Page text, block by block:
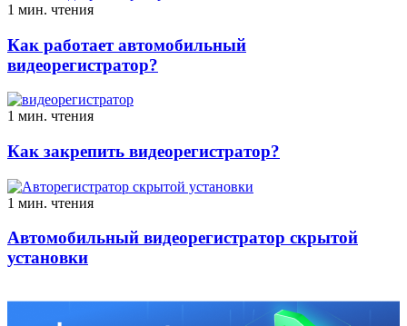
1 мин. чтения
Как работает автомобильный
видеорегистратор?
1 мин. чтения
Как закрепить видеорегистратор?
1 мин. чтения
Автомобильный видеорегистратор скрытой
установки